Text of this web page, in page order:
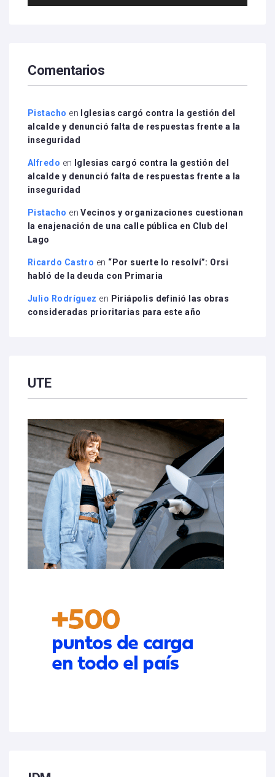
Comentarios
Pistacho en
Iglesias cargó contra la gestión del
alcalde y denunció falta de respuestas frente a la
inseguridad
Alfredo en
Iglesias cargó contra la gestión del
alcalde y denunció falta de respuestas frente a la
inseguridad
Pistacho enVecinos y organizaciones cuestionan
la enajenación de una calle pública en Club del
Lago
Ricardo Castro en “Por suerte lo resolví”: Orsi
habló de la deuda con Primaria
Julio Rodríguez en Piriápolis definió las obras
consideradas prioritarias para este año
UTE